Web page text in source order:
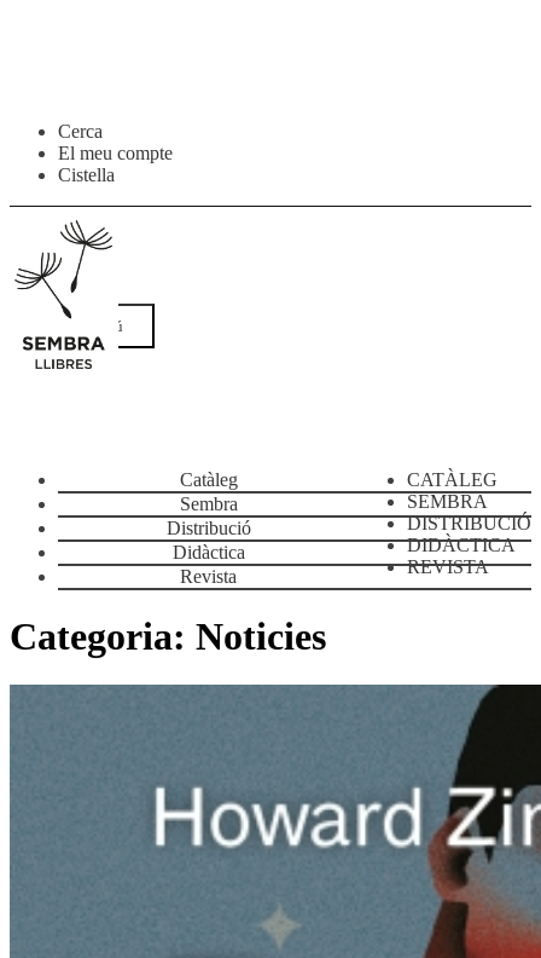
Salta
navegació
contingut
Cerca
El meu compte
Cistella
Menú
CATÀLEG
SEMBRA
DISTRIBUCIÓ
DIDÀCTICA
REVISTA
Catàleg
Sembra
Distribució
Didàctica
Revista
Categoria: Noticies